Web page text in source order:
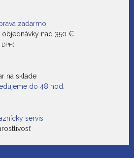
zadarmo
objednávky nad 350 €
DPH)
na sklade
do 48 hod.
servis